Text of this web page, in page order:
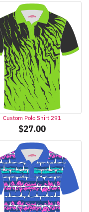
Custom Polo Shirt 291
$27.00